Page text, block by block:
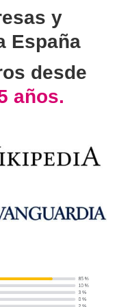
y
España
desde
años.